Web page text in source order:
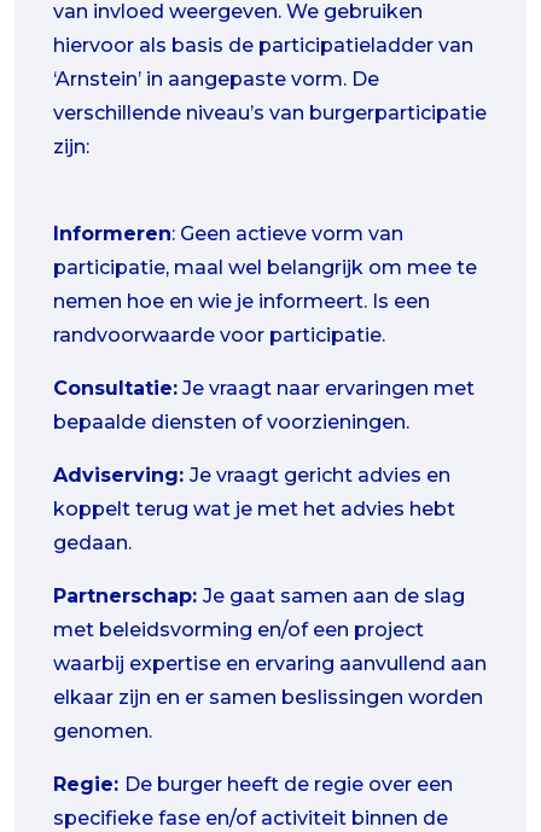
van invloed weergeven. We gebruiken
hiervoor als basis de participatieladder van
‘Arnstein’ in aangepaste vorm. De
verschillende niveau’s van burgerparticipatie
zijn:
Informeren: Geen actieve vorm van
participatie, maal wel belangrijk om mee te
nemen hoe en wie je informeert. Is een
randvoorwaarde voor participatie.
Consultatie: Je vraagt naar ervaringen met
bepaalde diensten of voorzieningen.
Adviserving: Je vraagt gericht advies en
koppelt terug wat je met het advies hebt
gedaan.
Partnerschap: Je gaat samen aan de slag
met beleidsvorming en/of een project
waarbij expertise en ervaring aanvullend aan
elkaar zijn en er samen beslissingen worden
genomen.
Regie: De burger heeft de regie over een
specifieke fase en/of activiteit binnen de